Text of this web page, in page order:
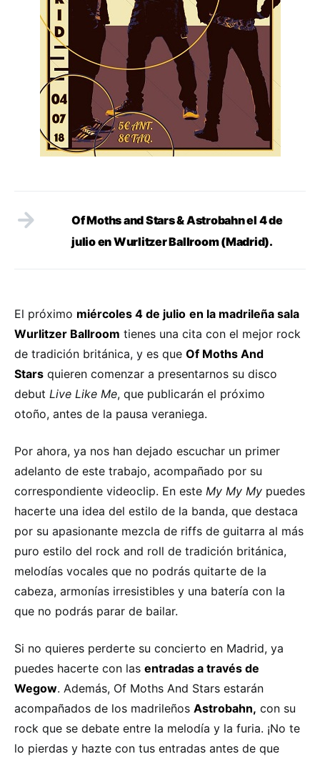
Of Moths and Stars & Astrobahn el 4 de
julio en Wurlitzer Ballroom (Madrid).
El próximo miércoles 4 de julio en la madrileña sala
Wurlitzer Ballroom tienes una cita con el mejor rock
de tradición británica, y es que Of Moths And
Stars quieren comenzar a presentarnos su disco
debut Live Like Me, que publicarán el próximo
otoño, antes de la pausa veraniega.
Por ahora, ya nos han dejado escuchar un primer
adelanto de este trabajo, acompañado por su
correspondiente videoclip. En este My My My puedes
hacerte una idea del estilo de la banda, que destaca
por su apasionante mezcla de riffs de guitarra al más
puro estilo del rock and roll de tradición británica,
melodías vocales que no podrás quitarte de la
cabeza, armonías irresistibles y una batería con la
que no podrás parar de bailar.
Si no quieres perderte su concierto en Madrid, ya
puedes hacerte con las entradas a través de
Wegow. Además, Of Moths And Stars estarán
acompañados de los madrileños Astrobahn, con su
rock que se debate entre la melodía y la furia. ¡No te
lo pierdas y hazte con tus entradas antes de que